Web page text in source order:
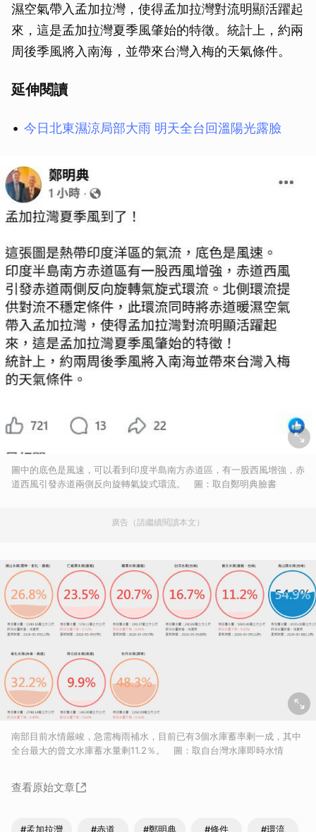
濕空氣帶入孟加拉灣，使得孟加拉灣對流明顯活躍起
來，這是孟加拉灣夏季風肇始的特徵。統計上，約兩
周後季風將入南海，並帶來台灣入梅的天氣條件。
延伸閱讀
今日北東濕涼局部大雨 明天全台回溫陽光露臉
圖中的底色是風速，可以看到印度半島南方赤道區，有一股西風增強，赤
道西風引發赤道兩側反向旋轉氣旋式環流。 圖：取自鄭明典臉書
廣告（請繼續閱讀本文）
南部目前水情嚴峻，急需梅雨補水，目前已有3個水庫蓄率剩一成，其中
全台最大的曾文水庫蓄水量剩11.2％。 圖：取自台灣水庫即時水情
查看原始文章
#孟加拉灣 #赤道 #鄭明典 #條件 #環流